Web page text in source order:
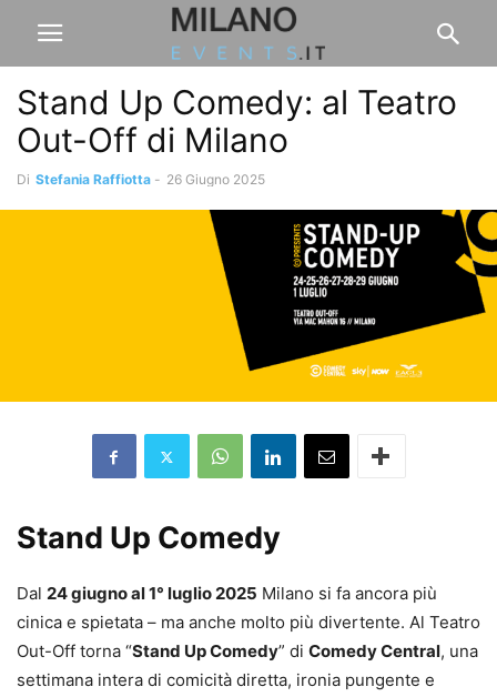
Stand Up Comedy: al Teatro
Out-Off di Milano
Di Stefania Raffiotta - 26 Giugno 2025
Stand Up Comedy
Dal 24 giugno al 1° luglio 2025 Milano si fa ancora più
cinica e spietata – ma anche molto più divertente. Al Teatro
Out-Off torna “Stand Up Comedy” di Comedy Central, una
settimana intera di comicità diretta, ironia pungente e